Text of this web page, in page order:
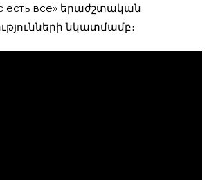
есть все» երաժշտական
նկատմամբ։